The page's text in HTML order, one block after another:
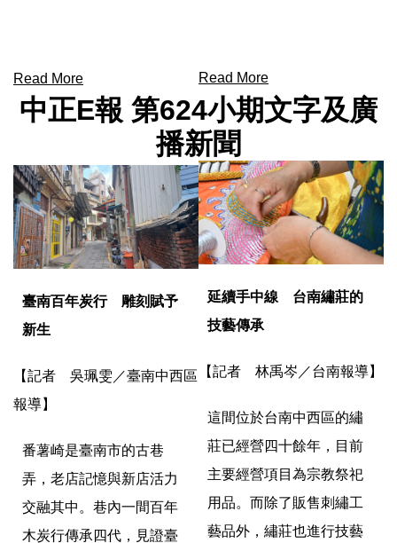
Read More Read More
中正E報 第624小期文字及廣
播新聞
臺南百年炭行 雕刻賦予
新生
【記者 吳珮雯／臺南中西區
報導】
番薯崎是臺南市的古巷
弄，老店記憶與新店活力
交融其中。 巷內一間百年
木炭行傳承四代，見證臺
延續手中線 台南繡莊的
技藝傳承
【記者 林禹岑／台南報導】
這間位於台南中西區的繡
莊已經營四十餘年， 目前
主要經營項目為宗教祭祀
用品。而除了販售刺繡工
藝品外， 繡莊也進行技藝